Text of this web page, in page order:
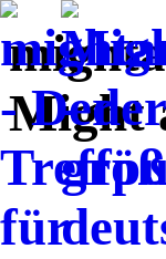
Might